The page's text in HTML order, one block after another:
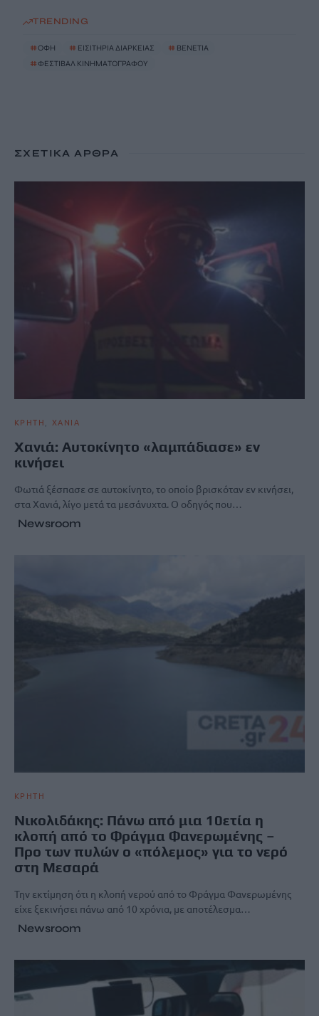
TRENDING
#ΟΦΗ # ΕΙΣΙΤΗΡΙΑ ΔΙΑΡΚΕΙΑΣ # ΒΕΝΕΤΙΑ
#ΦΕΣΤΙΒΑΛ ΚΙΝΗΜΑΤΟΓΡΑΦΟΥ
ΣΧΕΤΙΚΆ ΆΡΘΡΑ
ΚΡΗΤΗ ΧΑΝΙΑ
Xανιά: Αυτοκίνητο «λαμπάδιασε» εν
κινήσει
Φωτιά ξέσπασε σε αυτοκίνητο, το οποίο βρισκόταν εν κινήσει,
στα Χανιά, λίγο μετά τα μεσάνυχτα. Ο οδηγός που…
Newsroom
ΚΡΗΤΗ
Νικολιδάκης: Πάνω από μια 10ετία η
κλοπή από το Φράγμα Φανερωμένης –
Προ των πυλών ο «πόλεμος» για το νερό
στη Μεσαρά
Την εκτίμηση ότι η κλοπή νερού από το Φράγμα Φανερωμένης
είχε ξεκινήσει πάνω από 10 χρόνια, με αποτέλεσμα…
Newsroom